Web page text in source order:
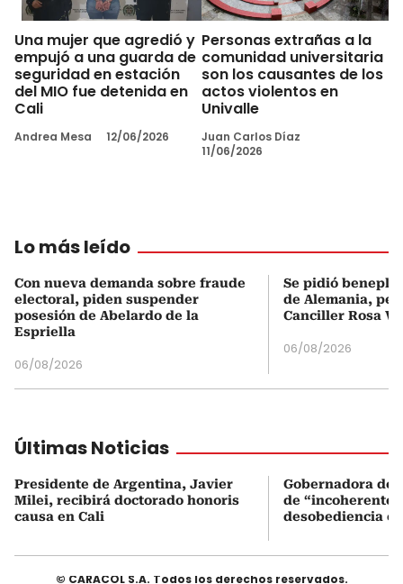
Una mujer que agredió y
empujó a una guarda de
seguridad en estación
del MIO fue detenida en
Cali
Andrea Mesa 12/06/2026
Personas extrañas a la
comunidad universitaria
son los causantes de los
actos violentos en
Univalle
Juan Carlos Díaz
11/06/2026
Lo más leído
Con nueva demanda sobre fraude
electoral, piden suspender
posesión de Abelardo de la
Espriella
06/08/2026
Se pidió
de Alemania,
Canciller Rosa
06/08/2026
Últimas Noticias
Presidente de Argentina, Javier
Milei, recibirá doctorado honoris
causa en Cali
Gobernadora del
de
desobediencia
© CARACOL S.A. Todos los derechos reservados.